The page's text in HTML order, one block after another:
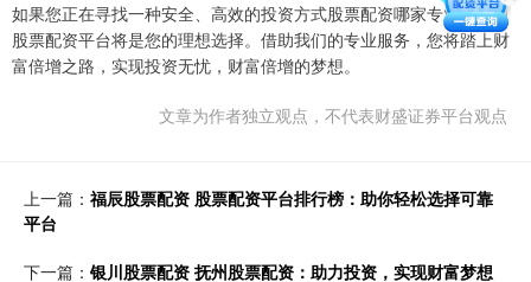
如果您正在寻找一种安全、高效的投资方式股票配资哪家专业，莆田
股票配资平台将是您的理想选择。借助我们的专业服务，您将踏上财
富倍增之路，实现投资无忧，财富倍增的梦想。
文章为作者独立观点，不代表财盛证券平台观点
上一篇： 福辰股票配资 股票配资平台排行榜：助你轻松选择可靠
平台
下一篇： 银川股票配资 抚州股票配资：助力投资，实现财富梦想